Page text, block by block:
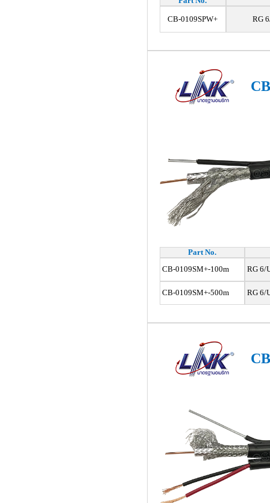
CB-0109SPW+ RG
Part No.
CB-0109SM+-100m
RG 6/
CB-0109SM+-500m RG 6/